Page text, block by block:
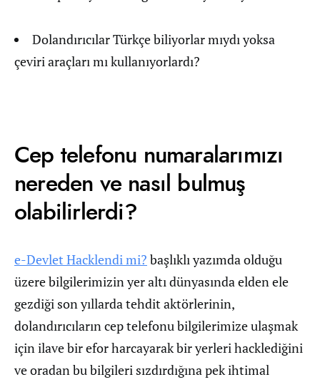
Dolandırıcılar Türkçe biliyorlar mıydı yoksa
çeviri araçları mı kullanıyorlardı?
Cep telefonu numaralarımızı
nereden ve nasıl bulmuş
olabilirlerdi?
e-Devlet Hacklendi mi? başlıklı yazımda olduğu
üzere bilgilerimizin yer altı dünyasında elden ele
gezdiği son yıllarda tehdit aktörlerinin,
dolandırıcıların cep telefonu bilgilerimize ulaşmak
için ilave bir efor harcayarak bir yerleri hacklediğini
ve oradan bu bilgileri sızdırdığına pek ihtimal